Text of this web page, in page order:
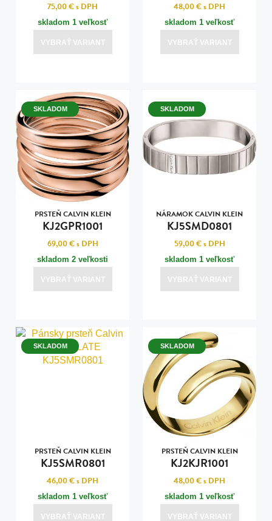
75,00 €s DPH
skladom 1 veľkosť
VYBRAŤ VARIANT
48,00 €s DPH
skladom 1 veľkosť
VYBRAŤ VARIANT
SKLADOM
PRSTEŇ CALVIN KLEIN
KJ2GPR1001
69,00 €s DPH
skladom 2 veľkosti
VYBRAŤ VARIANT
SKLADOM
NÁRAMOK CALVIN KLEIN
KJ5SMD0801
59,00 €s DPH
skladom 1 veľkosť
VYBRAŤ VARIANT
SKLADOM
PRSTEŇ CALVIN KLEIN
KJ5SMR0801
46,00 €s DPH
skladom 1 veľkosť
VYBRAŤ VARIANT
SKLADOM
PRSTEŇ CALVIN KLEIN
KJ2KJR1001
48,00 €s DPH
skladom 1 veľkosť
VYBRAŤ VARIANT